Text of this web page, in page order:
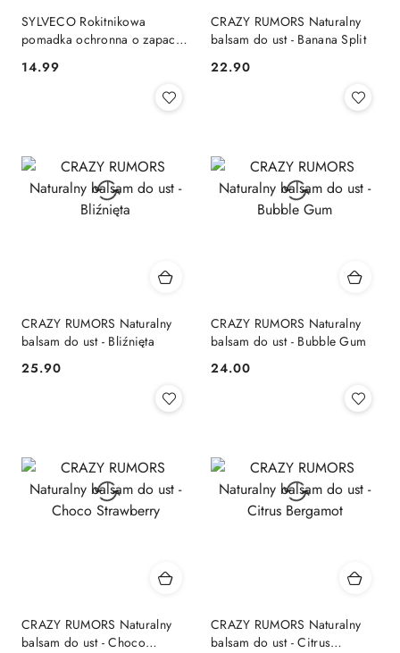
SYLVECO Rokitnikowa
pomadka ochronna o zapachu
Cena:
14.99
CRAZY RUMORS Naturalny
balsam do ust - Banana Split
Cena:
22.90
CRAZY RUMORS Naturalny
balsam do ust - Bliźnięta
Cena:
25.90
CRAZY RUMORS Naturalny
balsam do ust - Bubble Gum
Cena:
24.00
CRAZY RUMORS Naturalny
balsam do ust - Choco
CRAZY RUMORS Naturalny
balsam do ust - Citrus